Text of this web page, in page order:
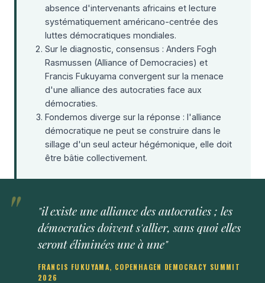
absence d'intervenants africains et lecture
systématiquement américano-centrée des
luttes démocratiques mondiales.
Sur le diagnostic, consensus : Anders Fogh
Rasmussen (Alliance of Democracies) et
Francis Fukuyama convergent sur la menace
d'une alliance des autocraties face aux
démocraties.
Fondemos diverge sur la réponse : l'alliance
démocratique ne peut se construire dans le
sillage d'un seul acteur hégémonique, elle doit
être bâtie collectivement.
"il existe une alliance des autocraties ; les
démocraties doivent s'allier, sans quoi elles
seront éliminées une à une"
FRANCIS FUKUYAMA, COPENHAGEN DEMOCRACY SUMMIT
2026